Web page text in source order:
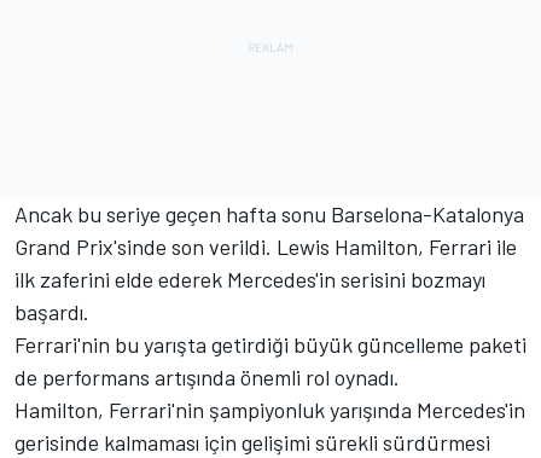
Ancak bu seriye geçen hafta sonu Barselona-Katalonya
Grand Prix'sinde son verildi. Lewis Hamilton, Ferrari ile
ilk zaferini elde ederek Mercedes'in serisini bozmayı
başardı.
Ferrari'nin bu yarışta getirdiği büyük güncelleme paketi
de performans artışında önemli rol oynadı.
Hamilton, Ferrari'nin şampiyonluk yarışında Mercedes'in
gerisinde kalmaması için gelişimi sürekli sürdürmesi